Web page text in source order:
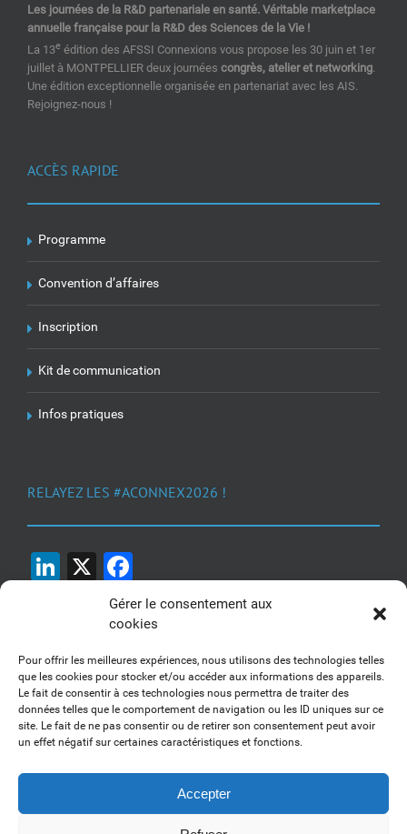
Gérer le consentement aux
cookies
Pour offrir les meilleures expériences, nous utilisons des technologies telles
que les cookies pour stocker et/ou accéder aux informations des appareils.
Le fait de consentir à ces technologies nous permettra de traiter des
données telles que le comportement de navigation ou les ID uniques sur ce
site. Le fait de ne pas consentir ou de retirer son consentement peut avoir
un effet négatif sur certaines caractéristiques et fonctions.
Accepter
Les journées de la R&D partenariale en santé. Véritable marketplace
annuelle française pour la R&D des Sciences de la Vie !
La 13e édition des AFSSI Connexions vous propose les 30 juin et 1er
juillet à MONTPELLIER deux journées congrès, atelier et networking.
Une édition exceptionnelle organisée en partenariat avec les AIS.
Rejoignez-nous !
ACCÈS RAPIDE
Programme
Convention d’affaires
Inscription
Kit de communication
Infos pratiques
RELAYEZ LES #ACONNEX2026 !
LinkedIn
X
1, 2, 3... Buzzez !
Découvrez nos kits communication